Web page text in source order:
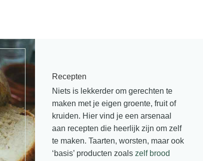
Recepten
Niets is lekkerder om gerechten te
maken met je eigen groente, fruit of
kruiden. Hier vind je een arsenaal
aan recepten die heerlijk zijn om zelf
te maken. Taarten, worsten, maar ook
‘basis’ producten zoals zelf brood